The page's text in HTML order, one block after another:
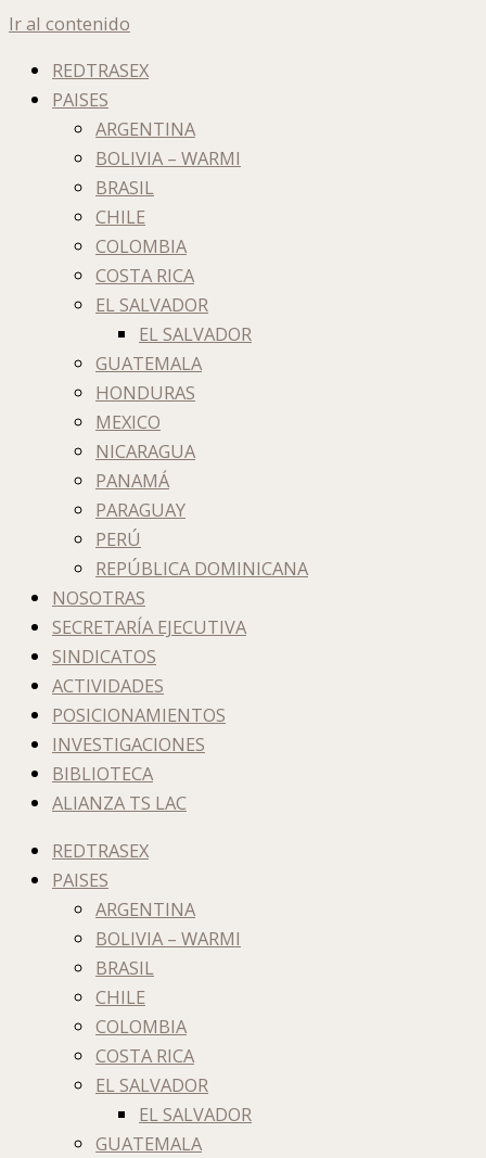
Ir al contenido
REDTRASEX
PAISES
ARGENTINA
BOLIVIA – WARMI
BRASIL
CHILE
COLOMBIA
COSTA RICA
EL SALVADOR
EL SALVADOR
GUATEMALA
HONDURAS
MEXICO
NICARAGUA
PANAMÁ
PARAGUAY
PERÚ
REPÚBLICA DOMINICANA
NOSOTRAS
SECRETARÍA EJECUTIVA
SINDICATOS
ACTIVIDADES
POSICIONAMIENTOS
INVESTIGACIONES
BIBLIOTECA
ALIANZA TS LAC
REDTRASEX
PAISES
ARGENTINA
BOLIVIA – WARMI
BRASIL
CHILE
COLOMBIA
COSTA RICA
EL SALVADOR
EL SALVADOR
GUATEMALA